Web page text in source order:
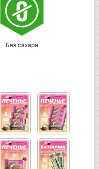
Без сахара